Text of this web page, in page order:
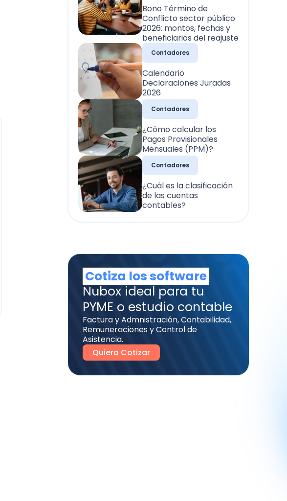
Bono Término de
Conflicto sector público
2026: montos, fechas y
beneficiarios del reajuste
Contadores
Calendario
Declaraciones Juradas
2026
Contadores
¿Cómo calcular los
Pagos Provisionales
Mensuales (PPM)?
Contadores
¿Cuál es la clasificación
de las cuentas
contables?
Cotiza los software
Nubox ideal para tu
PYME o estudio contable
Factura y Admnistración, Contabilidad,
Remuneraciones y Control de
Asistencia.
Quiero Cotizar